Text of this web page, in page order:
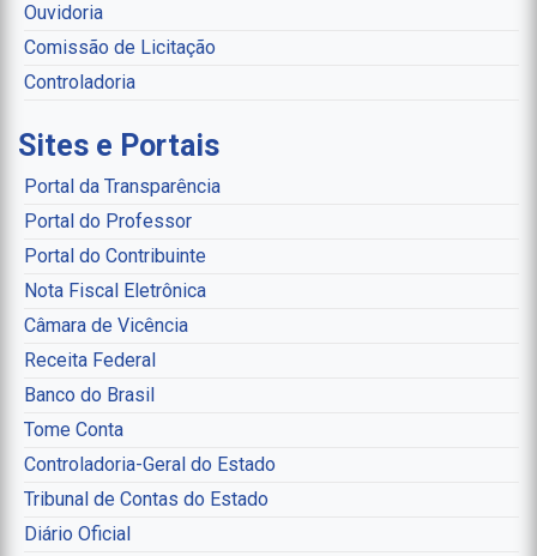
Ouvidoria
Comissão de Licitação
Controladoria
Sites e Portais
Portal da Transparência
Portal do Professor
Portal do Contribuinte
Nota Fiscal Eletrônica
Câmara de Vicência
Receita Federal
Banco do Brasil
Tome Conta
Controladoria-Geral do Estado
Tribunal de Contas do Estado
Diário Oficial